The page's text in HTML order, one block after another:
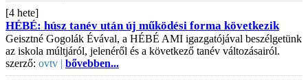
[4 hete]
HÉBÉ: húsz tanév után új működési forma következik
Geisztné Gogolák Évával, a HÉBÉ AMI igazgatójával beszélgetünk
az iskola múltjáról, jelenéről és a következő tanév változásairól.
szerző: ovtv | bővebben...